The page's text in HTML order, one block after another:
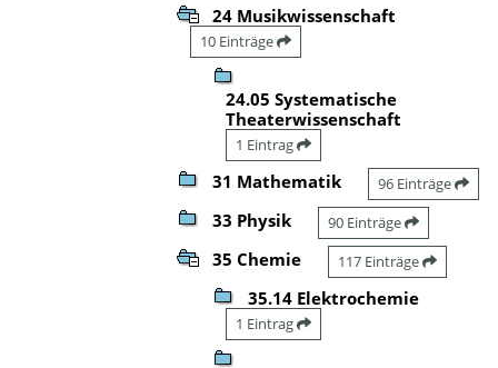
24 Musikwissenschaft
10 Einträge
24.05 Systematische
Theaterwissenschaft
1 Eintrag
31 Mathematik 96 Einträge
33 Physik 90 Einträge
35 Chemie 117 Einträge
35.14 Elektrochemie
1 Eintrag